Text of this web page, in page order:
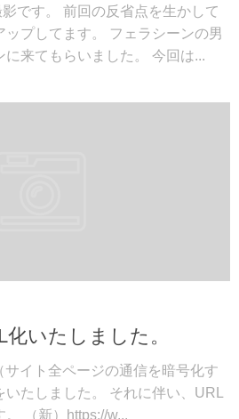
です。 前回の反省点を生かして
プしてます。 フェラシーンの男
来てもらいました。 今回は...
いたしました。
イト全ページの通信を暗号化す
たしました。 それに伴い、URL
（新）https://w...